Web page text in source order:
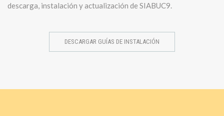
descarga, instalación y actualización de SIABUC9.
DESCARGAR GUÍAS DE INSTALACIÓN